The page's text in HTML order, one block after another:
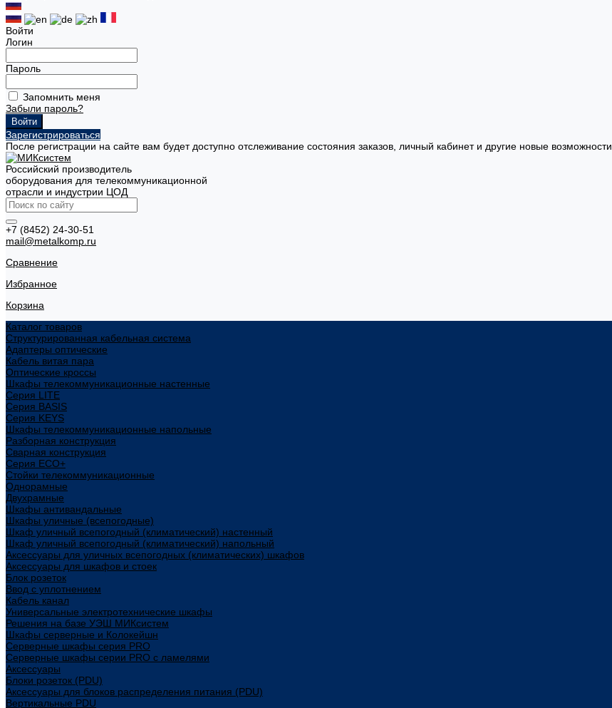
Войти
Логин
Пароль
Запомнить меня
Забыли пароль?
Зарегистрироваться
После регистрации на сайте вам будет доступно отслеживание состояния заказов, личный кабинет и другие новые возможности
Российский производитель
оборудования для телекоммуникационной
отрасли и индустрии ЦОД
+7 (8452) 24-30-51
mail@metalkomp.ru
Сравнение
Избранное
Корзина
Каталог товаров
Структурированная кабельная система
Адаптеры оптические
Кабель витая пара
Оптические кроссы
Шкафы телекоммуникационные настенные
Cерия LITE
Cерия BASIS
Cерия KEYS
Шкафы телекоммуникационные напольные
Разборная конструкция
Сварная конструкция
Серия ECO+
Стойки телекоммуникационные
Однорамные
Двухрамные
Шкафы антивандальные
Шкафы уличные (всепогодные)
Шкаф уличный всепогодный (климатический) настенный
Шкаф уличный всепогодный (климатический) напольный
Аксессуары для уличных всепогодных (климатических) шкафов
Аксессуары для шкафов и стоек
Блок розеток
Ввод с уплотнением
Кабель канал
Универсальные электротехнические шкафы
Решения на базе УЭШ МИКсистем
Шкафы серверные и Колокейшн
Серверные шкафы серия PRO
Серверные шкафы серии PRO с ламелями
Аксессуары
Блоки розеток (PDU)
Аксессуары для блоков распределения питания (PDU)
Вертикальные PDU